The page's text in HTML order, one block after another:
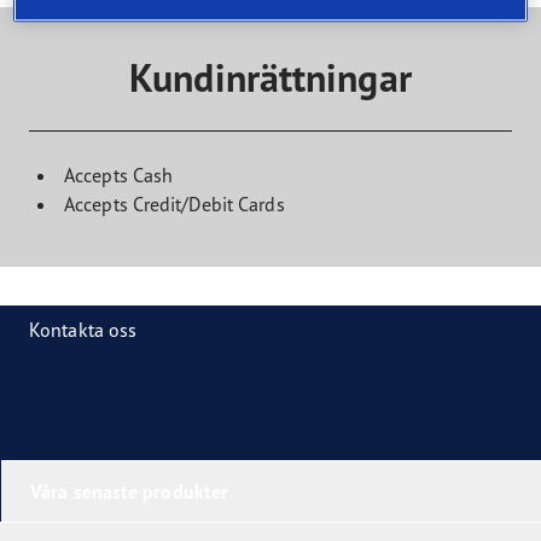
Kundinrättningar
Accepts Cash
Accepts Credit/Debit Cards
Kontakta oss